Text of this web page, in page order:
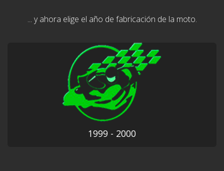
... y ahora elige el año de fabricación de la moto.
1999 - 2000